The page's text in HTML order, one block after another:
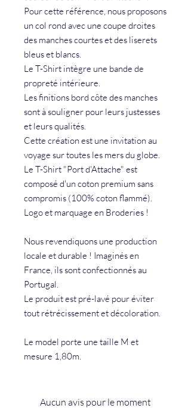
Pour cette référence, nous proposons
un col rond avec une coupe droites
des manches courtes et des liserets
bleus et blancs.
Le T-Shirt intègre une bande de
propreté intérieure.
Les finitions bord côte des manches
sont à souligner pour leurs justesses
et leurs qualités.
Cette création est une invitation au
voyage sur toutes les mers du globe.
Le T-Shirt "Port d'Attache" est
composé d'un coton premium sans
compromis (100% coton flammé).
Logo et marquage en Broderies !
Nous revendiquons une production
locale et durable ! Imaginés en
France, ils sont confectionnés au
Portugal.
Le produit est pré-lavé pour éviter
tout rétrécissement et décoloration.
Le model porte une taille M et
mesure 1,80m.
Aucun avis pour le moment